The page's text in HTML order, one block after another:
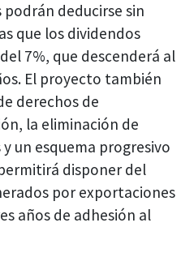
deducirse sin
que los dividendos
7%, que descenderá al
El proyecto también
derechos de
la eliminación de
un esquema progresivo
disponer del
por exportaciones
años de adhesión al